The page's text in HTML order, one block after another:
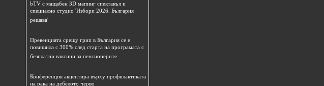
bTV с мащабен 3D мапинг спектакъл и
специално студио 'Избори 2026. България
решава'
Превенцията срещу грип в България се е
повишила с 300% след старта на програмата с
безплатни ваксини за пенсионерите
Конференция акцентира върху профилактиката